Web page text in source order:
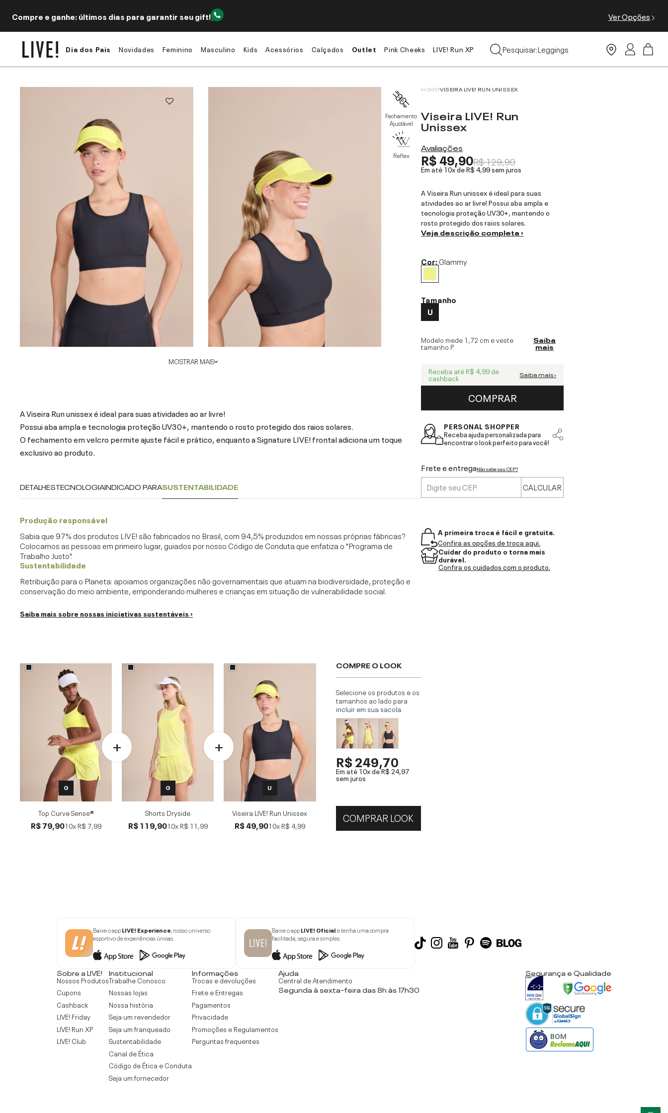
Compre e ganhe: últimos dias para garantir seu gift! Ver Opções
Dia dos Pais Novidades Feminino Masculino Kids Acessórios Calçados Outlet Pink Cheeks LIVE! Run XP
Pesquisar:
Tops
Leggings
MOSTRAR MAIS
Fechamento
Ajustável
Reflex
A Viseira Run unissex é ideal para suas atividades ao ar livre!
Possui aba ampla e tecnologia proteção UV30+, mantendo o rosto protegido dos raios solares.
O fechamento em velcro permite ajuste fácil e prático, enquanto a Signature LIVE! frontal adiciona um toque
exclusivo ao produto.
DETALHESTECNOLOGIAINDICADO PARASUSTENTABILIDADE
Produção responsável
Sabia que 97% dos produtos LIVE! são fabricados no Brasil, com 94,5% produzidos em nossas próprias fábricas?
Colocamos as pessoas em primeiro lugar, guiados por nosso Código de Conduta que enfatiza o "Programa de
Trabalho Justo".
Sustentabilidade
Retribuição para o Planeta: apoiamos organizações não governamentais que atuam na biodiversidade, proteção e
conservação do meio ambiente, emponderando mulheres e crianças em situação de vulnerabilidade social.
Saiba mais sobre nossas iniciativas sustentáveis ›
G
Top Curve Sense®
R$ 79,9010xR$ 7,99
G
Shorts Dryside
R$ 119,9010xR$ 11,99
U
Viseira LIVE! Run Unissex
R$ 49,9010xR$ 4,99
COMPRE O LOOK
Selecione os produtos e os
tamanhos ao lado para
incluir em sua sacola.
R$ 249,70
Em até 10x deR$ 24,97
sem juros
COMPRAR LOOK
HOME VISEIRA LIVE! RUN UNISSEX
Viseira LIVE! Run
Unissex
Avaliações
R$ 49,90R$ 129,90
Em até 10x deR$ 4,99sem juros
A Viseira Run unissex é ideal para suas
atividades ao ar livre! Possui aba ampla e
tecnologia proteção UV30+, mantendo o
rosto protegido dos raios solares.
Veja descrição completa ›
Cor:Glammy
Tamanho
U
Modelo mede 1,72 cm e veste
tamanho P.
Saiba
mais
Receba até R$ 4,99 de
cashback Saiba mais ›
COMPRAR
PERSONAL SHOPPER
Receba ajuda personalizada para
encontrar o look perfeito para você!
Frete e entregaNão sabe seu CEP?
CALCULAR
A primeira troca é fácil e gratuita.
Confira as opções de troca aqui.
Cuidar do produto o torna mais
durável.
Confira os cuidados com o produto.
Baixe o appLIVE! Experience, nosso universo
esportivo de experiências únicas.
Baixe o appLIVE! Oficiale tenha uma compra
facilitada, segura e simples.
Sobre a LIVE!
Nossos Produtos
Cupons
Cashback
LIVE! Friday
LIVE! Run XP
LIVE! Club
Institucional
Trabalhe Conosco
Nossas lojas
Nossa história
Seja um revendedor
Seja um franqueado
Sustentabilidade
Canal de Ética
Código de Ética e Conduta
Seja um fornecedor
Informações
Trocas e devoluções
Frete e Entregas
Pagamentos
Privacidade
Promoções e Regulamentos
Perguntas frequentes
Ajuda
Central de Atendimento
Segunda à sexta-feira das 8h às 17h30
Segurança e Qualidade
BOM